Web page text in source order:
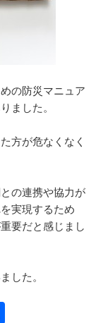
の防災マニュア
ました。
方が危なくなく
の連携や協力が
実現するため
要だと感じまし
した。